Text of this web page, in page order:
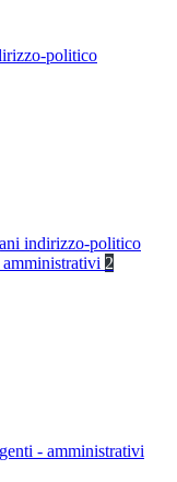
politico
indirizzo-politico
2
- amministrativi